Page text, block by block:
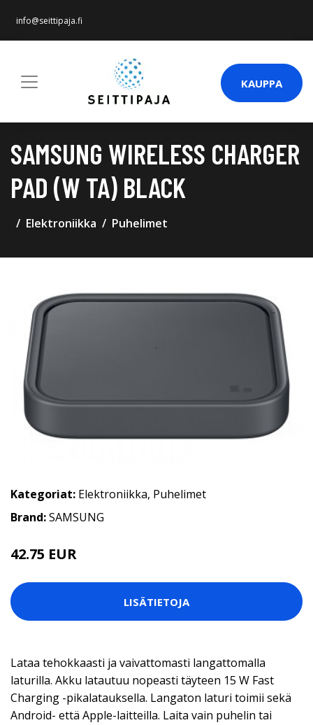
info@seittipaja.fi
KAUPPA
SAMSUNG WIRELESS CHARGER
PAD (W TA) BLACK
Elektroniikka Puhelimet
Kategoriat: Elektroniikka, Puhelimet
Brand:SAMSUNG
42.75 EUR
LISÄTIETOJA
Lataa tehokkaasti ja vaivattomasti langattomalla
laturilla. Akku latautuu nopeasti täyteen 15 W Fast
Charging -pikalatauksella. Langaton laturi toimii sekä
Android- että Apple-laitteilla. Laita vain puhelin tai